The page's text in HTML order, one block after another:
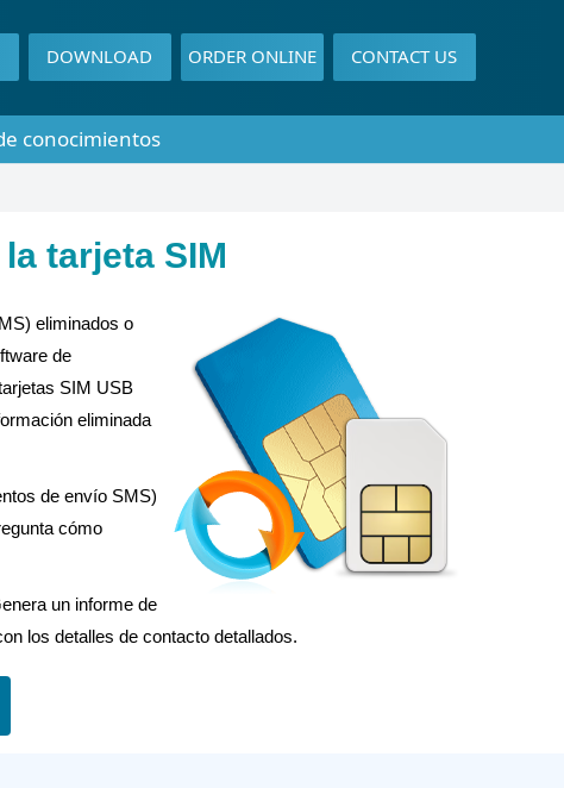
DOWNLOAD ORDER ONLINE CONTACT US
conocimientos
tarjeta SIM
eliminados o
de
SIM USB
eliminada
de envío SMS)
cómo
un informe de
los detalles de contacto detallados.